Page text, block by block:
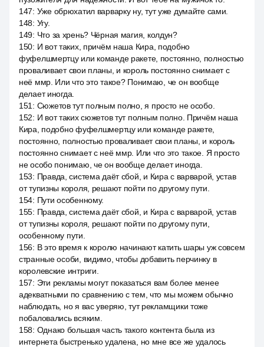
147: Уже обрюхатил варварку ну, тут уже думайте сами.
148: Угу.
149: Что за хрень? Чёрная магия, колдун?
150: И вот таких, причём наша Кира, подобно
фуфелшмертцу или команде ракете, постоянно, полностью
проваливает свои планы, и король постоянно снимает с
неё ммр. Или что это такое? Понимаю, че он вообще
делает иногда.
151 : Сюжетов тут полным полно, я просто не особо.
152: И вот таких сюжетов тут полным полно. Причём наша
Кира, подобно фуфелшмертцу или команде ракете,
постоянно, полностью проваливает свои планы, и король
постоянно снимает с неё ммр. Или что это такое. Я просто
не особо понимаю, че он вообще делает иногда.
153: Правда, система даёт сбой, и Кира с варварой, устав
от тупизны короля, решают пойти по другому пути.
154: Пути особенному.
155: Правда, система даёт сбой, и Кира с варварой, устав
от тупизны короля, решают пойти по другому пути,
особенному пути.
156: В это время к королю начинают катить шары уж совсем
странные особи, видимо, чтобы добавить перчинку в
королевские интриги.
157: Эти рекламы могут показаться вам более менее
адекватными по сравнению с тем, что мы можем обычно
наблюдать, но я вас уверяю, тут рекламщики тоже
побаловались всяким.
158: Однако большая часть такого контента была из
интернета быстренько удалена, но мне все же удалось